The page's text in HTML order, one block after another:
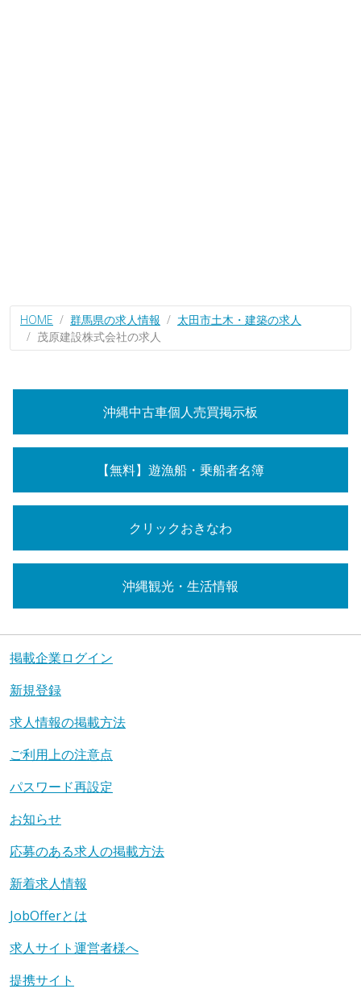
HOME 群馬県の求人情報
太田市土木・建築の求人
茂原建設株式会社の求人
沖縄中古車個人売買掲示板
【無料】遊漁船・乗船者名簿
クリックおきなわ
沖縄観光・生活情報
掲載企業ログイン
新規登録
求人情報の掲載方法
ご利用上の注意点
パスワード再設定
お知らせ
応募のある求人の掲載方法
新着求人情報
JobOfferとは
求人サイト運営者様へ
提携サイト